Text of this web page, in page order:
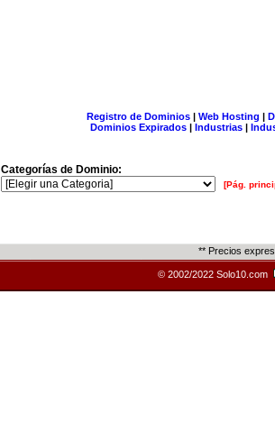
Registro de Dominios| Web Hosting |
Dominios Expirados | Industrias |
Categorías de Dominio:
[Pág.
** Precios
© 2002/2022 Solo10.com